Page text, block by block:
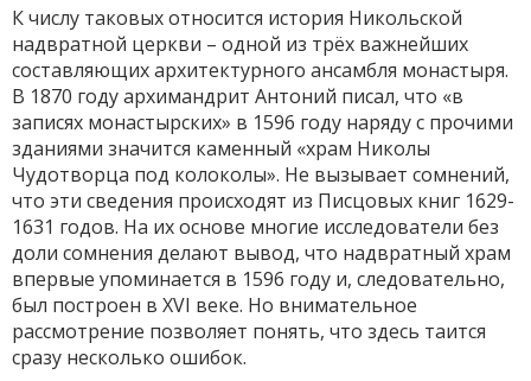
К числу таковых относится история Никольской
надвратной церкви – одной из трёх важнейших
составляющих архитектурного ансамбля монастыря.
В 1870 году архимандрит Антоний писал, что «в
записях монастырских» в 1596 году наряду с прочими
зданиями значится каменный «храм Николы
Чудотворца под колоколы». Не вызывает сомнений,
что эти сведения происходят из Писцовых книг 1629-
1631 годов. На их основе многие исследователи без
доли сомнения делают вывод, что надвратный храм
впервые упоминается в 1596 году и, следовательно,
был построен в XVI веке. Но внимательное
рассмотрение позволяет понять, что здесь таится
сразу несколько ошибок.